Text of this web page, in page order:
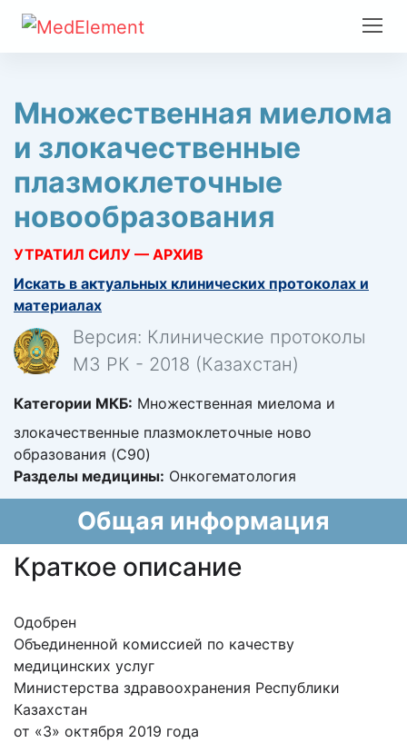
Множественная миелома
и злокачественные
плазмоклеточные
новообразования
УТРАТИЛ СИЛУ — АРХИВ
Искать в актуальных клинических протоколах и
материалах
Версия: Клинические протоколы
МЗ РК - 2018 (Казахстан)
Категории МКБ: Множественная миелома и
злокачественные плазмоклеточные ново
образования (C90)
Разделы медицины: Онкогематология
Общая информация
Краткое описание
Одобрен
Объединенной комиссией по качеству
медицинских услуг
Министерства здравоохранения Республики
Казахстан
от «3» октября 2019 года